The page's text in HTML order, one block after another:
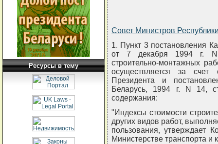
Ресурсы в тему
Совет Министров
1. Пункт 3 постановления
от 7 декабря 1994 г. N
строительно-монтажных
осуществляется за счет
Президента и
Беларусь, 1994 г. N 14,
содержания:
"Индексы стоимости
других видов работ,
пользования, утверждает
Министерстве транспорта и